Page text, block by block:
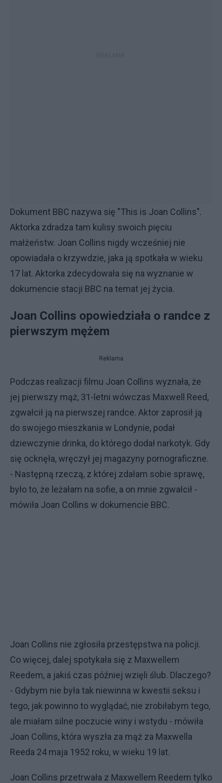
Dokument BBC nazywa się "This is Joan Collins".
Aktorka zdradza tam kulisy swoich pięciu
małżeństw. Joan Collins nigdy wcześniej nie
opowiadała o krzywdzie, jaka ją spotkała w wieku
17 lat. Aktorka zdecydowała się na wyznanie w
dokumencie stacji BBC na temat jej życia.
Joan Collins opowiedziała o randce z
pierwszym mężem
Reklama
Podczas realizacji filmu Joan Collins wyznała, że
jej pierwszy mąż, 31-letni wówczas Maxwell Reed,
zgwałcił ją na pierwszej randce. Aktor zaprosił ją
do swojego mieszkania w Londynie, podał
dziewczynie drinka, do którego dodał narkotyk. Gdy
się ocknęła, wręczył jej magazyny pornograficzne.
- Następną rzeczą, z której zdałam sobie sprawę,
było to, że leżałam na sofie, a on mnie zgwałcił -
mówiła Joan Collins w dokumencie BBC.
Joan Collins nie zgłosiła przestępstwa na policji.
Co więcej, dalej spotykała się z Maxwellem
Reedem, a jakiś czas później wzięli ślub. Dlaczego?
- Gdybym nie była tak niewinna w kwestii seksu i
tego, jak powinno to wyglądać, nie zrobiłabym tego,
ale miałam silne poczucie winy i wstydu - mówiła
Joan Collins, która wyszła za mąż za Maxwella
Reeda 24 maja 1952 roku, w wieku 19 lat.
Joan Collins przetrwała z Maxwellem Reedem tylko